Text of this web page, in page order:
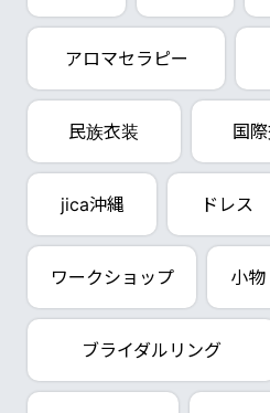
アロマセラピー
民族衣装 国
jica沖縄 ドレス
ワークショップ 小物
ブライダルリング